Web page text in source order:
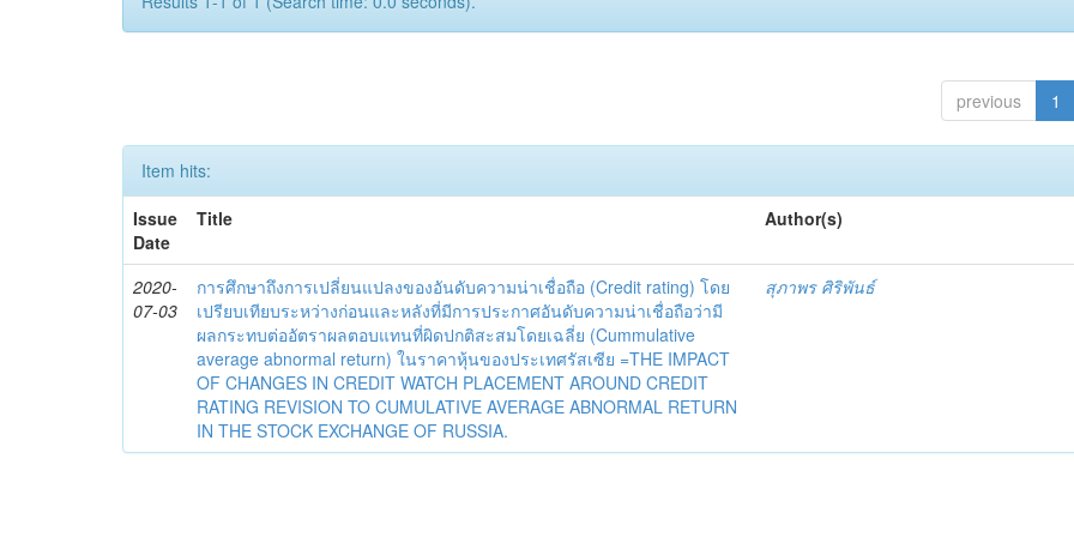
previous 1
Item hits:
Issue
Date
Title Author(s)
2020-
07-03
การศึกษาถึงการเปลี่ยนแปลงของอันดับความน่าเชื่อถือ (Credit rating) โดย
เปรียบเทียบระหว่างก่อนและหลังที่มีการประกาศอันดับความน่าเชื่อถือว่ามี
ผลกระทบต่ออัตราผลตอบแทนที่ผิดปกติสะสมโดยเฉลี่ย (Cummulative
average abnormal return) ในราคาหุ้นของประเทศรัสเซีย =THE IMPACT
OF CHANGES IN CREDIT WATCH PLACEMENT AROUND CREDIT
RATING REVISION TO CUMULATIVE AVERAGE ABNORMAL RETURN
IN THE STOCK EXCHANGE OF RUSSIA.
สุภาพร ศิริพันธ์